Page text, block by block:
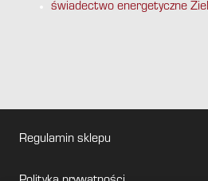
świadectwo energetyczne
Regulamin sklepu